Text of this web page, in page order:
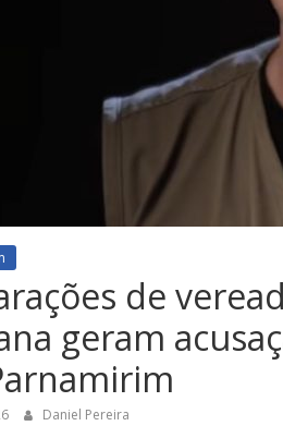
de
geram
Daniel Pereira